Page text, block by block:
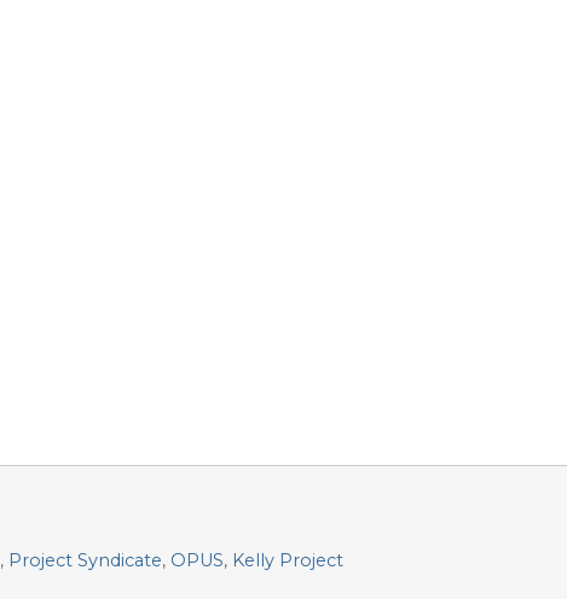
, Project Syndicate, OPUS, Kelly Project